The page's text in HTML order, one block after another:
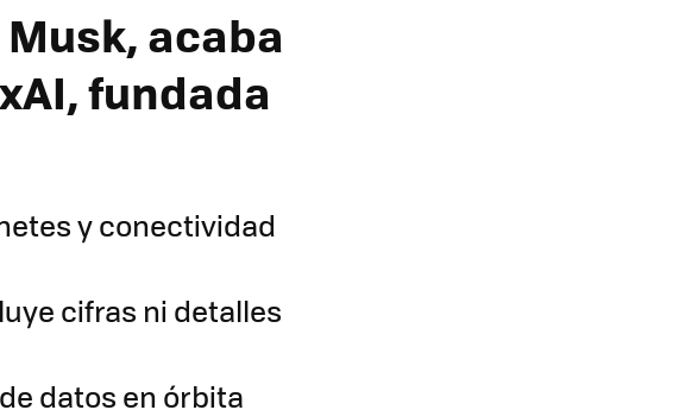
acaba
fundada
y conectividad
cifras ni detalles
datos en órbita